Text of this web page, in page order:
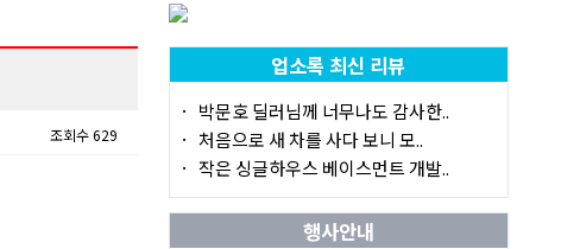
조회수 629
업소록 최신 리뷰
박문호 딜러님께 너무나도 감사한..
처음으로 새 차를 사다 보니 모..
작은 싱글하우스 베이스먼트 개발..
행사안내